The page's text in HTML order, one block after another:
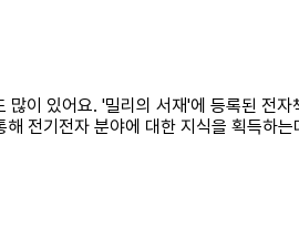
이 있어요. '밀리의 서재'에 등록된 전
전기전자 분야에 대한 지식을 획득하